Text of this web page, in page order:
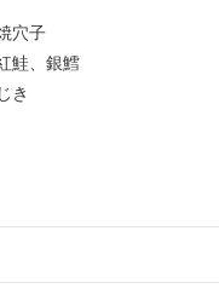
穴子
鮭、銀鱈
き